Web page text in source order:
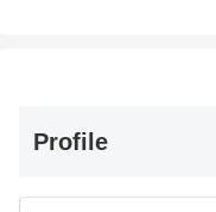
Profile